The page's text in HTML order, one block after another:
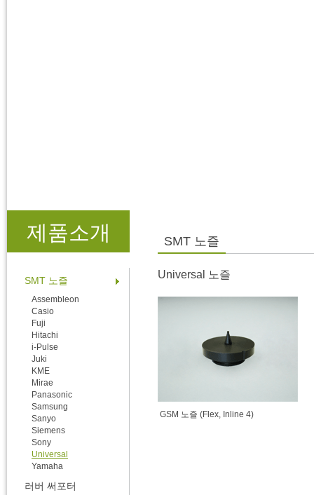
제품소개 SMT 노즐
SMT 노즐
Assembleon
Casio
Fuji
Hitachi
i-Pulse
Juki
KME
Mirae
Panasonic
Samsung
Sanyo
Siemens
Sony
Universal
Yamaha
러버 써포터
Universal 노즐
GSM 노즐 (Flex, Inline 4)